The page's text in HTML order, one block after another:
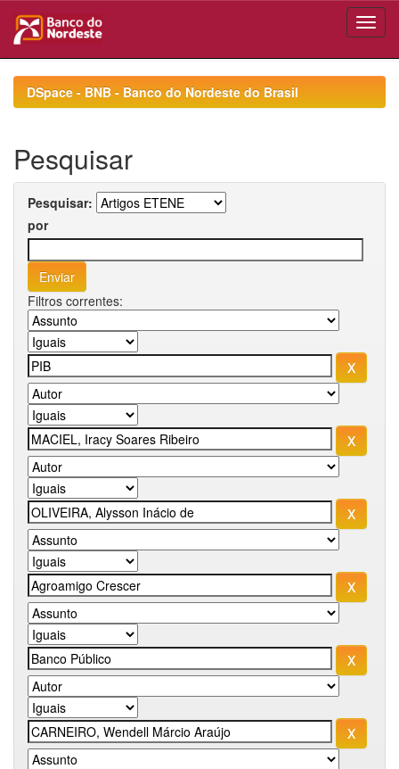
navigationDSpace - BNB - Banco do Nordeste do Brasil
Pesquisar
Pesquisar:
por
Filtros correntes: